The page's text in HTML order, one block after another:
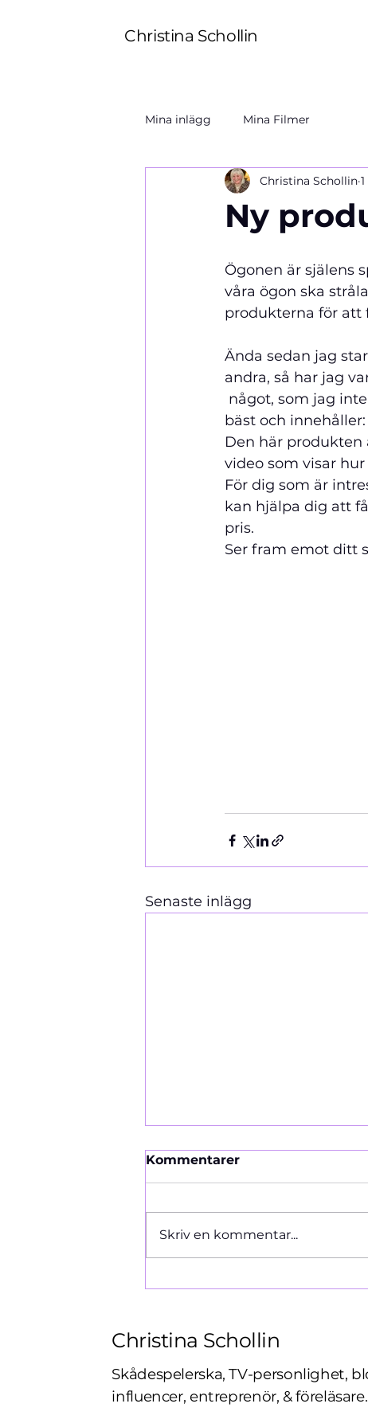
Christina Schollin
Mina inlägg Mina Filmer
Ny
Christina Schollin
Ögonen är själens
våra ögon ska
produkterna för att
Ända sedan jag
andra, så har jag
något, som jag
bäst och
Den här produkten
video som visar
För dig som är
kan hjälpa dig att
pris.
Ser fram emot ditt
Senaste inlägg
Kommentarer
Skriv en kommentar...
Christina Schollin
Skådespelerska, TV-personlighet,
influencer, entreprenör, & föreläsare.